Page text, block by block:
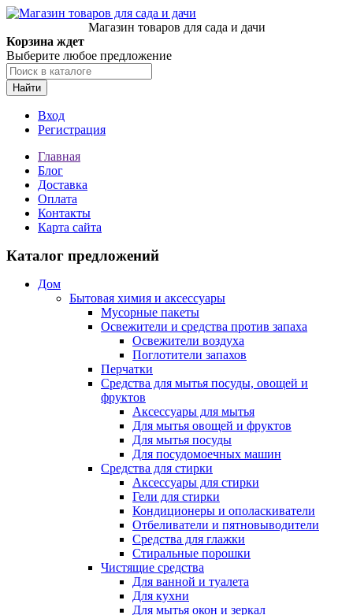
Магазин товаров для сада и дачи
Корзина ждет
Выберите любое предложение
Найти
Вход
Регистрация
Главная
Блог
Доставка
Оплата
Контакты
Карта сайта
Каталог предложений
Дом
Бытовая химия и аксессуары
Мусорные пакеты
Освежители и средства против запаха
Освежители воздуха
Поглотители запахов
Перчатки
Средства для мытья посуды, овощей и
фруктов
Аксессуары для мытья
Для мытья овощей и фруктов
Для мытья посуды
Для посудомоечных машин
Средства для стирки
Аксессуары для стирки
Гели для стирки
Кондиционеры и ополаскиватели
Отбеливатели и пятновыводители
Средства для глажки
Стиральные порошки
Чистящие средства
Для ванной и туалета
Для кухни
Для мытья окон и зеркал